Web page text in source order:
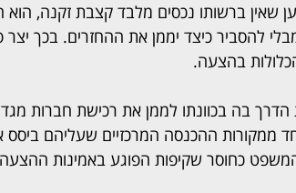
ברשותו נכסים מלבד קצבת זקנה, הוא
להסביר כיצד יממן את ההחזרים. בכך יצר
בהצעה.
בה בכוונתו לממן את רכישת חברות
ממקורות ההכנסה המרכזיים שעליהם
כחוסר שקיפות הפוגע באמינות